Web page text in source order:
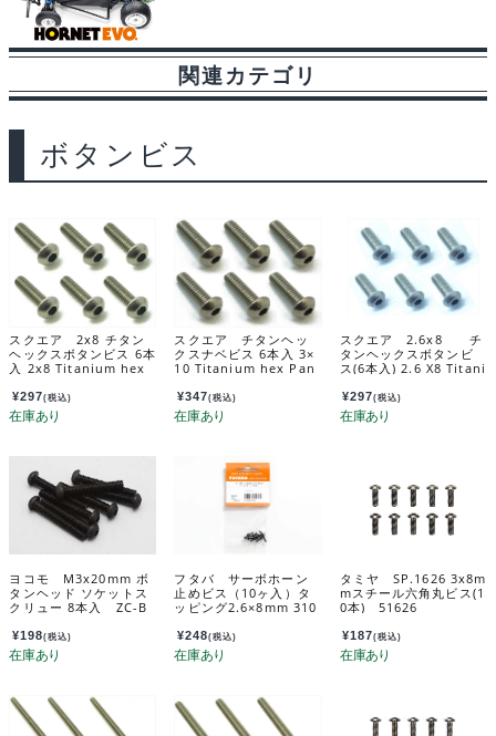
関連カテゴリ
ボタンビス
スクエア 2x8 チタン
ヘックスボタンビス 6本
入 2x8 Titanium hex
s.) NTR-208
¥297(税込)
スクエア チタンヘッ
クスナベビス 6本入 3×
10 Titanium hex Pan
cs.) NTR-310
¥347(税込)
スクエア 2.6x8 チ
タンヘックスボタンビ
ス(6本入) 2.6 X8 Titani
ew (6 pcs.) NTR-268
¥297(税込)
ヨコモ M3x20mm ボ
タンヘッド ソケットス
クリュー 8本入 ZC-B
¥198(税込)
フタバ サーボホーン
止めビス（10ヶ入）タ
ッピング2.6×8mm 310
¥248(税込)
タミヤ SP.1626 3x8m
mスチール六角丸ビス(1
0本) 51626
¥187(税込)